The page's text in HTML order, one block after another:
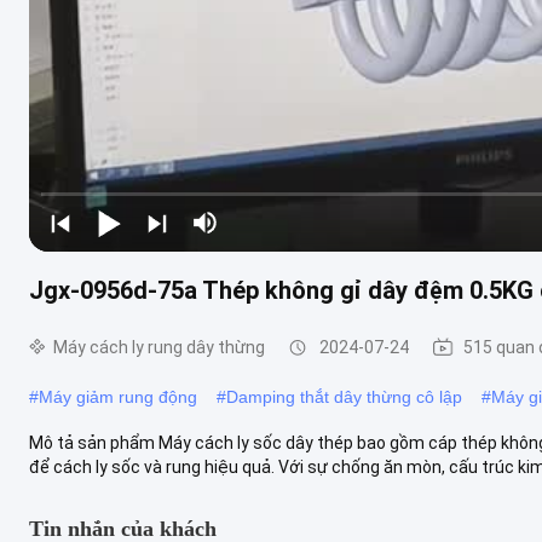
Jgx-0956d-75a Thép không gỉ dây đệm
Máy cách ly rung dây thừng 2024-07-24 515 quan
#Máy giảm rung động #Damping thắt dây thừng cô lập #Máy
Mô tả sản phẩm Máy cách ly sốc dây thép bao gồm cáp thép
để cách ly sốc và rung hiệu quả. Với sự chống ăn mòn, cấu trúc
Tin nhắn của khách